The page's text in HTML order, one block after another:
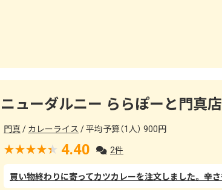
ニューダルニー ららぽーと門真店
門真 カレーライス 平均予算（1人） 900円
4.40 2件